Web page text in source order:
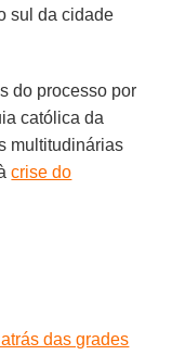
sul da cidade
do processo por
católica da
multitudinárias
crise do
das grades